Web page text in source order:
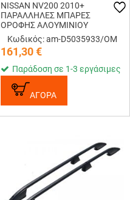
NISSAN NV200 2010+
ΠΑΡΑΛΛΗΛΕΣ ΜΠΑΡΕΣ
ΟΡΟΦΗΣ ΑΛΟΥΜΙΝΙΟΥ
ΔΙΑΙΡΟΥΜΕΝΕΣ OMTEC - 2
TEM.
Κωδικός: am-D5035933/OM
161,30€
Παράδοση σε 1-3 εργάσιμες
ΑΓΟΡΑ